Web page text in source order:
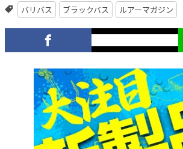
バリバス ブラックバス ルアーマガジン